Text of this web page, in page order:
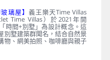
璃屋】 義王樂天Time Villas
Time Villas）於2021年開
時間+別墅」為設計概念。這
別墅建築群聞名，結合自然景
物、網美拍照、咖啡廳與親子